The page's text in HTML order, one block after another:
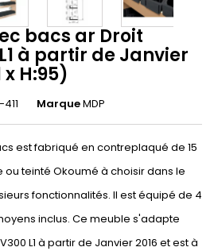
bacs ar Droit
à partir de Janvier
x H:95)
MarqueMDP
est fabriqué en contreplaqué de 15
teinté Okoumé à choisir dans le
fonctionnalités. Il est équipé de 4
inclus. Ce meuble s'adapte
L1 à partir de Janvier 2016 et est à